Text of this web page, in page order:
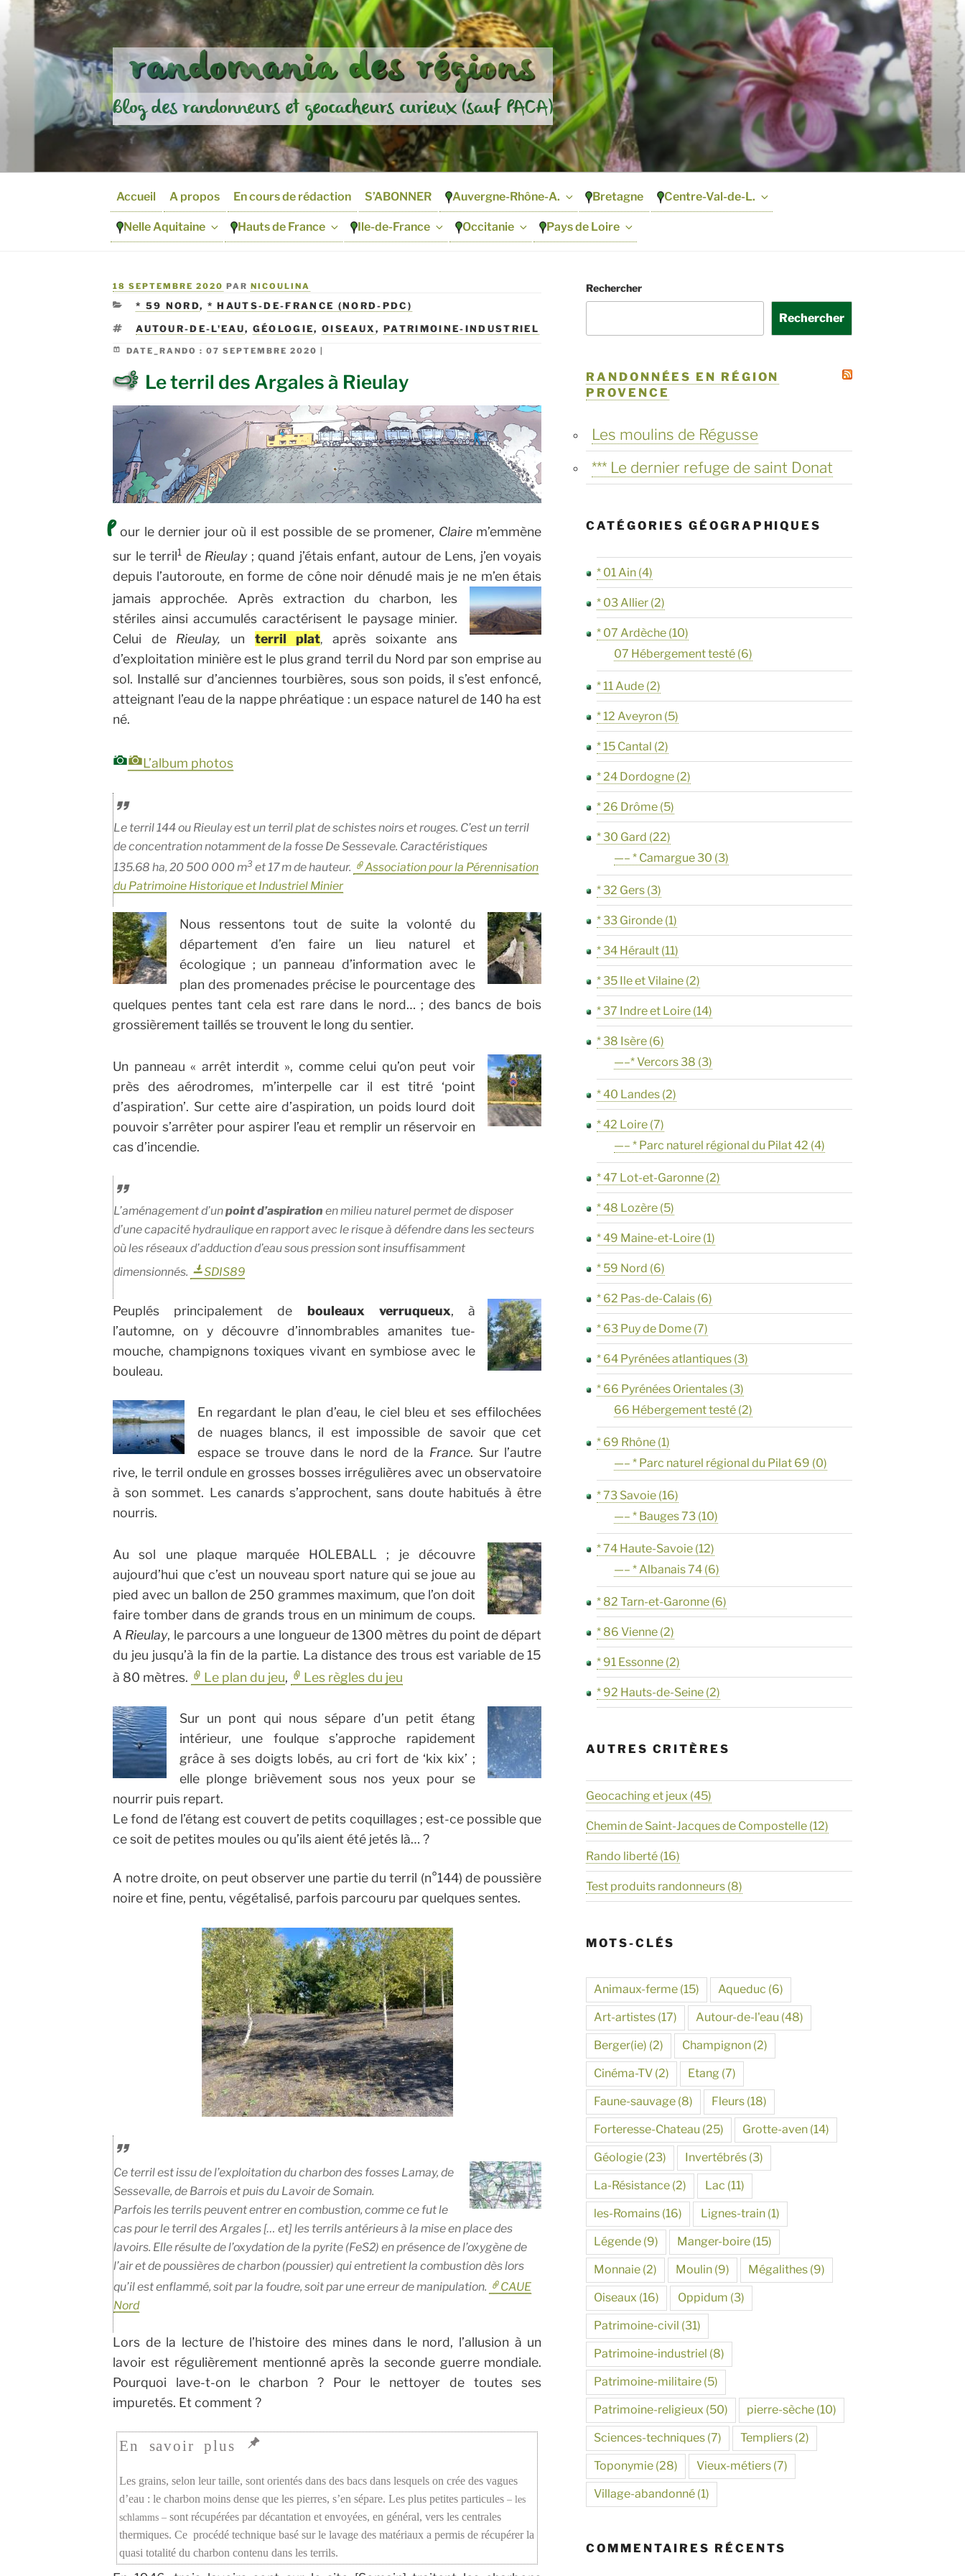
au
contenu
principal
randomania des régions
Blog des randonneurs et geocacheurs curieux (sauf PACA)
Accueil A propos En cours de rédaction S’ABONNER Auvergne-Rhône-A. Bretagne Centre-Val-de-L.
Nelle Aquitaine Hauts de France Ile-de-France Occitanie Pays de Loire
PUBLIÉ
18 SEPTEMBRE 2020 PARNICOULINA
CATÉGORIES
* 59 NORD, * HAUTS-DE-FRANCE (NORD-PDC)
ÉTIQUETTES
AUTOUR-DE-L'EAU, GÉOLOGIE,OISEAUX, PATRIMOINE-INDUSTRIEL
DATE_RANDO :07 SEPTEMBRE 2020 |
Le terril des Argales à Rieulay
P our le dernier jour où il est possible de se promener, Clairem’emmène
sur le terril1 de Rieulay; quand j’étais enfant, autour de Lens, j’en voyais
depuis l’autoroute, en forme de cône noir dénudé mais je ne m’en étais
jamais approchée. Après extraction du charbon, les
stériles ainsi accumulés caractérisent le paysage minier.
Celui de Rieulay, un terril plat, après soixante ans
d’exploitation minière est le plus grand terril du Nord par son emprise au
sol. Installé sur d’anciennes tourbières, sous son poids, il s’est enfoncé,
atteignant l’eau de la nappe phréatique : un espace naturel de 140 ha est
né.
L’album photos
Le terril 144 ou Rieulay est un terril plat de schistes noirs et rouges. C’est un terril
de concentration notamment de la fosse De Sessevale. Caractéristiques
135.68 ha, 20 500 000 m3 et 17 m de hauteur.
Association pour la Pérennisation
du Patrimoine Historique et Industriel Minier
Nous ressentons tout de suite la volonté du
département d’en faire un lieu naturel et
écologique ; un panneau d’information avec le
plan des promenades précise le pourcentage des
quelques pentes tant cela est rare dans le nord… ; des bancs de bois
grossièrement taillés se trouvent le long du sentier.
Un panneau « arrêt interdit », comme celui qu’on peut voir
près des aérodromes, m’interpelle car il est titré ‘point
d’aspiration’. Sur cette aire d’aspiration, un poids lourd doit
pouvoir s’arrêter pour aspirer l’eau et remplir un réservoir en
cas d’incendie.
L’aménagement d’unpoint d’aspiration en milieu naturel permet de disposer
d’une capacité hydraulique en rapport avec le risque à défendre dans les secteurs
où les réseaux d’adduction d’eau sous pression sont insuffisamment
dimensionnés.
SDIS89
Peuplés principalement de bouleaux verruqueux, à
l’automne, on y découvre d’innombrables amanites tue-
mouche, champignons toxiques vivant en symbiose avec le
bouleau.
En regardant le plan d’eau, le ciel bleu et ses effilochées
de nuages blancs, il est impossible de savoir que cet
espace se trouve dans le nord de la France. Sur l’autre
rive, le terril ondule en grosses bosses irrégulières avec un observatoire
à son sommet. Les canards s’approchent, sans doute habitués à être
nourris.
Au sol une plaque marquée HOLEBALL ; je découvre
aujourd’hui que c’est un nouveau sport nature qui se joue au
pied avec un ballon de 250 grammes maximum, que l’on doit
faire tomber dans de grands trous en un minimum de coups.
A Rieulay, le parcours a une longueur de 1300 mètres du point de départ
du jeu jusqu’à la fin de la partie. La distance des trous est variable de 15
à 80 mètres.
Le plan du jeu, Les règles du jeu
Sur un pont qui nous sépare d’un petit étang
intérieur, une foulque s’approche rapidement
grâce à ses doigts lobés, au cri fort de ‘kix kix’ ;
elle plonge brièvement sous nos yeux pour se
nourrir puis repart.
Le fond de l’étang est couvert de petits coquillages ; est-ce possible que
ce soit de petites moules ou qu’ils aient été jetés là… ?
A notre droite, on peut observer une partie du terril (n°144) de poussière
noire et fine, pentu, végétalisé, parfois parcouru par quelques sentes.
Ce terril est issu de l’exploitation du charbon des fosses Lamay, de
Sessevalle, de Barroiset puis du Lavoir de Somain.
Parfois les terrils peuvent entrer en combustion, comme ce fut le
cas pour le terril des Argales [… et] les terrils antérieurs à la mise en place des
lavoirs. Elle résulte de l’oxydation de la pyrite (FeS2) en présence de l’oxygène de
l’air et de poussières de charbon (poussier) qui entretient la combustion dès lors
qu’il est enflammé, soit par la foudre, soit par une erreur de manipulation.
CAUE
Nord
Lors de la lecture de l’histoire des mines dans le nord, l’allusion à un
lavoir est régulièrement mentionné après la seconde guerre mondiale.
Pourquoi lave-t-on le charbon ? Pour le nettoyer de toutes ses
impuretés. Et comment ?
Les grains, selon leur taille, sont orientés dans des bacs dans lesquels on crée des vagues
d’eau : le charbon moins dense que les pierres, s’en sépare. Les plus petites particules– les
schlamms – sont récupérées par décantation et envoyées, en général, vers les centrales
thermiques. Ce procédé technique basé sur le lavage des matériaux a permis de récupérer la
quasi totalité du charbon contenu dans les terrils.
Rechercher
Rechercher
RANDONNÉES EN RÉGION
PROVENCE
Les moulins de Régusse
*** Le dernier refuge de saint Donat
CATÉGORIES GÉOGRAPHIQUES
* 01 Ain (4)
* 03 Allier (2)
* 07 Ardèche (10)
07 Hébergement testé (6)
* 11 Aude (2)
* 12 Aveyron (5)
* 15 Cantal (2)
* 24 Dordogne (2)
* 26 Drôme (5)
* 30 Gard (22)
—– * Camargue 30 (3)
* 32 Gers (3)
* 33 Gironde (1)
* 34 Hérault (11)
* 35 Ile et Vilaine (2)
* 37 Indre et Loire (14)
* 38 Isère (6)
—–* Vercors 38 (3)
* 40 Landes (2)
* 42 Loire (7)
—– * Parc naturel régional du Pilat 42 (4)
* 47 Lot-et-Garonne (2)
* 48 Lozère (5)
* 49 Maine-et-Loire (1)
* 59 Nord (6)
* 62 Pas-de-Calais (6)
* 63 Puy de Dome (7)
* 64 Pyrénées atlantiques (3)
* 66 Pyrénées Orientales (3)
66 Hébergement testé (2)
* 69 Rhône (1)
—– * Parc naturel régional du Pilat 69 (0)
* 73 Savoie (16)
—– * Bauges 73 (10)
* 74 Haute-Savoie (12)
—– * Albanais 74 (6)
* 82 Tarn-et-Garonne (6)
* 86 Vienne (2)
* 91 Essonne (2)
* 92 Hauts-de-Seine (2)
AUTRES CRITÈRES
Geocaching et jeux (45)
Chemin de Saint-Jacques de Compostelle (12)
Rando liberté (16)
Test produits randonneurs (8)
MOTS-CLÉS
Animaux-ferme (15) Aqueduc (6)
Art-artistes (17) Autour-de-l'eau (48)
Berger(ie) (2) Champignon (2)
Cinéma-TV (2) Etang (7)
Faune-sauvage (8) Fleurs (18)
Forteresse-Chateau (25) Grotte-aven (14)
Géologie (23) Invertébrés (3)
La-Résistance (2) Lac (11)
les-Romains (16) Lignes-train (1)
Légende (9) Manger-boire (15)
Monnaie (2) Moulin (9) Mégalithes (9)
Oiseaux (16) Oppidum (3)
Patrimoine-civil (31)
Patrimoine-industriel (8)
Patrimoine-militaire (5)
Patrimoine-religieux (50) pierre-sèche (10)
Sciences-techniques (7) Templiers (2)
Toponymie (28) Vieux-métiers (7)
Village-abandonné (1)
COMMENTAIRES RÉCENTS